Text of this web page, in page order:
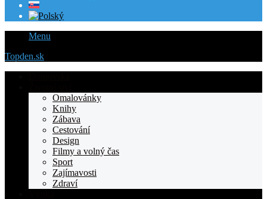
Menu
Topden.sk
Omalovánky
Knihy
Zábava
Cestování
Design
Filmy a volný čas
Sport
Zajímavosti
Zdraví